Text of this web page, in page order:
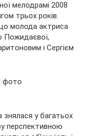
мелодрамі 2008
трьох років.
молода актриса
Пожидаєвої,
і Сергієм
знялася у багатьох
перспективною